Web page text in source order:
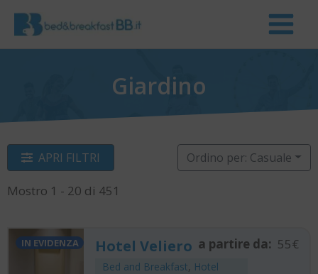
Giardino
APRI FILTRI
Mostro 1 - 20 di 451
Ordino per: Casuale
Hotel Veliero
Bed and Breakfast, Hotel
a partire da: 55€
IN EVIDENZA